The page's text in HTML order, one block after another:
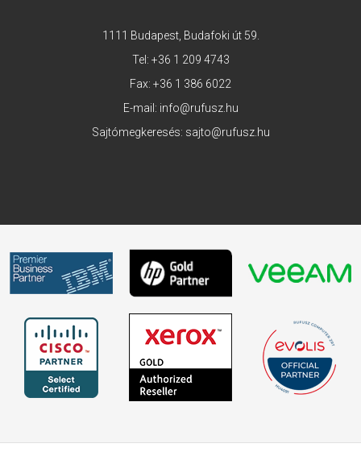
1111 Budapest, Budafoki út 59.
Tel: +36 1 209 4743
Fax: +36 1 386 6022
E-mail: info@rufusz.hu
Sajtómegkeresés: sajto@rufusz.hu